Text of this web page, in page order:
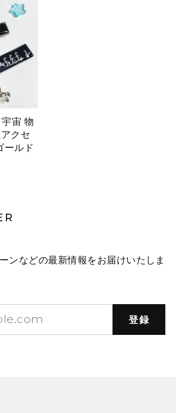
宙 物
クセ
ールド
ンなどの最新情報をお届けいたしま
登録